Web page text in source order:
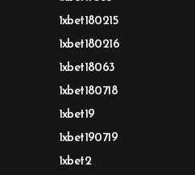
1xbet180215
1xbet180216
1xbet18063
1xbet180718
1xbet19
1xbet190719
1xbet2